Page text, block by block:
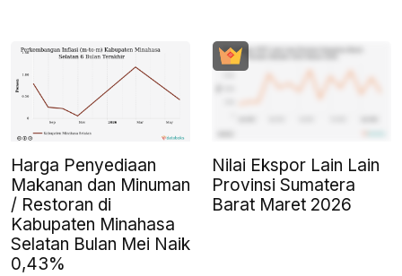
Harga Penyediaan
Makanan dan Minuman
/ Restoran di
Kabupaten Minahasa
Selatan Bulan Mei Naik
0,43%
Nilai Ekspor Lain Lain
Provinsi Sumatera
Barat Maret 2026